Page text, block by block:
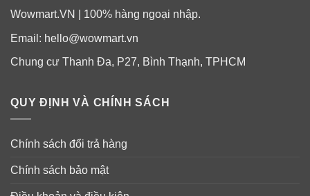
✓Ma-giê: Hỗ trợ hệ thần kinh.
làm dịu tâm trí.
Wowmart.VN | 100% hàng ngoại nhập.
Email: hello@wowmart.vn
Chung cư Thanh Đa, P27, Bình Thạnh, TPHCM
QUY ĐỊNH VÀ CHÍNH SÁCH
Chính sách đổi trả hàng
Chính sách bảo mật